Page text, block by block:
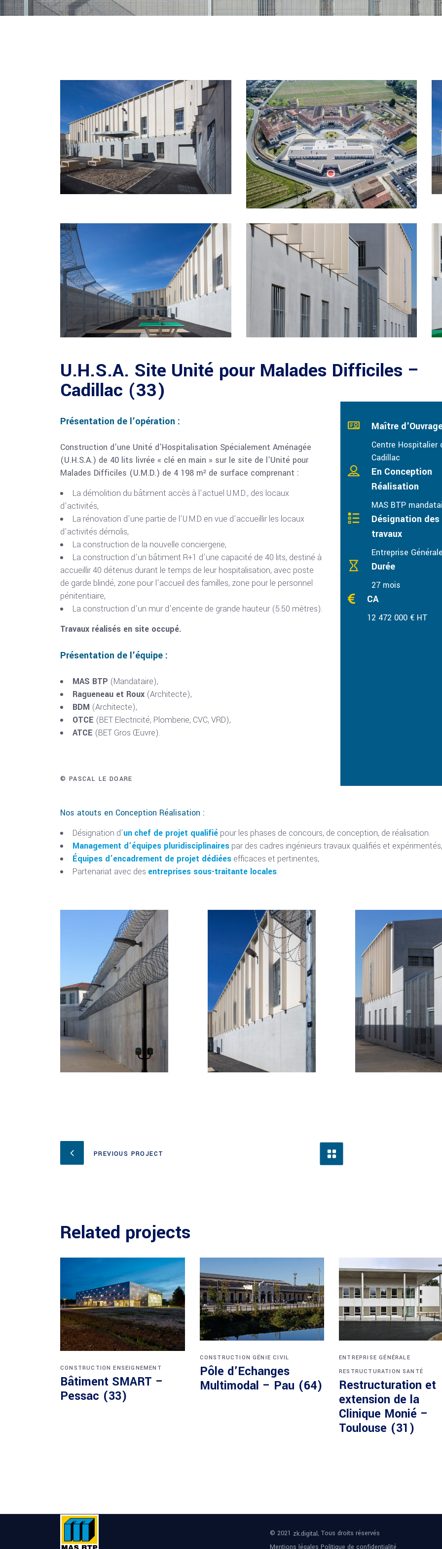
U.H.S.A. Site Unité pour Malades Difficiles –
Cadillac (33)
Présentation de l’opération :
Construction d’une Unité d’Hospitalisation Spécialement Aménagée
(U.H.S.A.) de 40 lits livrée « clé en main » sur le site de l’Unité pour
Malades Difficiles (U.M.D.) de 4 198 m² de surface comprenant :
La démolition du bâtiment accès à l’actuel U.M.D., des locaux
d’activités,
La rénovation d’une partie de l’U.M.D en vue d’accueillir les locaux
d’activités démolis,
La construction de la nouvelle conciergerie,
La construction d’un bâtiment R+1 d’une capacité de 40 lits, destiné à
accueillir 40 détenus durant le temps de leur hospitalisation, avec poste
de garde blindé, zone pour l’accueil des familles, zone pour le personnel
pénitentiaire,
La construction d’un mur d’enceinte de grande hauteur (5.50 mètres).
Travaux réalisés en site occupé.
Présentation de l’équipe :
MAS BTP (Mandataire),
Ragueneau et Roux (Architecte),
BDM (Architecte),
OTCE (BET Electricité, Plomberie, CVC, VRD),
ATCE (BET Gros Œuvre).
© PASCAL LE DOARE
Maître
Centre Hospitalier
Cadillac
En Conception
Réalisation
MAS BTP
Désignation des
travaux
Entreprise
Durée
27 mois
CA
12 472 000 € HT
Nos atouts en Conception Réalisation :
Désignation d’un chef de projet qualifié pour les phases de concours, de conception, de réalisation.
Management d’équipes pluridisciplinaires par des cadres ingénieurs travaux qualifiés et expérimentés,
Équipes d’encadrement de projet dédiées efficaces et pertinentes,
Partenariat avec des entreprises sous-traitante locales.
PREVIOUS PROJECT
Related projects
CONSTRUCTION ENSEIGNEMENT
Bâtiment SMART –
Pessac (33)
CONSTRUCTION GÉNIE CIVIL
Pôle d’Echanges
Multimodal – Pau (64)
ENTREPRISE GÉNÉRALE
RESTRUCTURATION SANTÉ
Restructuration et
extension de la
Clinique Monié –
Toulouse (31)
© 2021 zk.digital, Tous droits réservés
Mentions légales Politique de confidentialité